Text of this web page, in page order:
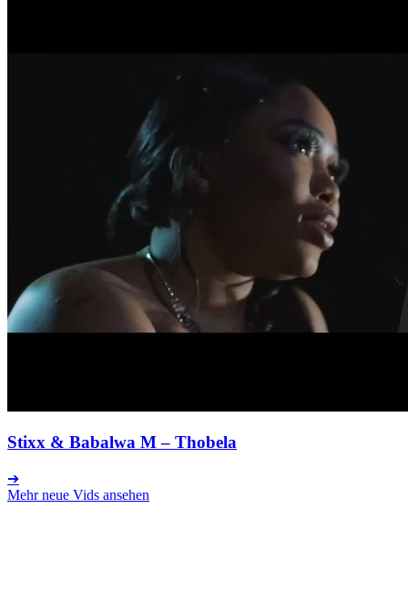
Stixx & Babalwa M– Thobela
➔
Mehr neue Vids ansehen